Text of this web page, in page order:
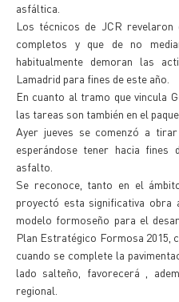
asfáltica.
Los técnicos de JCR
completos y que de no
habitualmente demoran las
Lamadrid para fines de este año.
En cuanto al tramo que vincula
las tareas son también en el
Ayer jueves se comenzó a
esperándose tener hacia
asfalto.
Se reconoce, tanto en el
proyectó esta significativa
modelo formoseño para el
Plan Estratégico Formosa 2015,
cuando se complete la
lado salteño, favorecerá ,
regional.